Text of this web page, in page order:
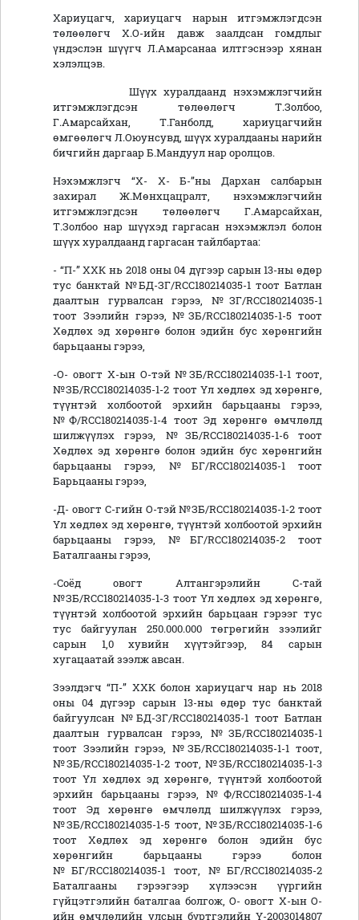
Хариуцагч, хариуцагч нарын итгэмжлэгдсэн
төлөөлөгч Х.О-ийн давж заалдсан гомдлыг
үндэслэн шүүгч Л.Амарсанаа илтгэснээр хянан
хэлэлцэв.
Шүүх хуралдаанд нэхэмжлэгчийн
итгэмжлэгдсэн төлөөлөгч Т.Золбоо,
Г.Амарсайхан, Т.Ганболд, хариуцагчийн
өмгөөлөгч Л.Оюунсувд, шүүх хуралдааны нарийн
бичгийн даргаар Б.Мандуул нар оролцов.
Нэхэмжлэгч “Х- Х- Б-”ны Дархан салбарын
захирал Ж.Мөнхцацралт, нэхэмжлэгчийн
итгэмжлэгдсэн төлөөлөгч Г.Амарсайхан,
Т.Золбоо нар шүүхэд гаргасан нэхэмжлэл болон
шүүх хуралдаанд гаргасан тайлбартаа:
- “П-” ХХК нь 2018 оны 04 дүгээр сарын 13-ны өдөр
тус банктай №БД-ЗГ/RCC180214035-1 тоот Батлан
даалтын гурвалсан гэрээ, №ЗГ/RCC180214035-1
тоот Зээлийн гэрээ, №ЗБ/RCC180214035-1-5 тоот
Хөдлөх эд хөрөнгө болон эдийн бус хөрөнгийн
барьцааны гэрээ,
-О- овогт Х-ын О-тэй №ЗБ/RCC180214035-1-1 тоот,
№ЗБ/RCC180214035-1-2 тоот Үл хөдлөх эд хөрөнгө,
түүнтэй холбоотой эрхийн барьцааны гэрээ,
№Ф/RCC180214035-1-4 тоот Эд хөрөнгө өмчлөлд
шилжүүлэх гэрээ, №ЗБ/RCC180214035-1-6 тоот
Хөдлөх эд хөрөнгө болон эдийн бус хөрөнгийн
барьцааны гэрээ, №БГ/RCC180214035-1 тоот
Барьцааны гэрээ,
-Д- овогт С-гийн О-тэй №ЗБ/RCC180214035-1-2 тоот
Үл хөдлөх эд хөрөнгө, түүнтэй холбоотой эрхийн
барьцааны гэрээ, №БГ/RCC180214035-2 тоот
Баталгааны гэрээ,
-Соёд овогт Алтангэрэлийн С-тай
№ЗБ/RCC180214035-1-3 тоот Үл хөдлөх эд хөрөнгө,
түүнтэй холбоотой эрхийн барьцаан гэрээг тус
тус байгуулан 250.000.000 төгрөгийн зээлийг
сарын 1,0 хувийн хүүтэйгээр, 84 сарын
хугацаатай зээлж авсан.
Зээлдэгч “П-” ХХК болон хариуцагч нар нь 2018
оны 04 дүгээр сарын 13-ны өдөр тус банктай
байгуулсан №БД-ЗГ/RCC180214035-1 тоот Батлан
даалтын гурвалсан гэрээ, №ЗБ/RCC180214035-1
тоот Зээлийн гэрээ, №ЗБ/RCC180214035-1-1 тоот,
№ЗБ/RCC180214035-1-2 тоот, №ЗБ/RCC180214035-1-3
тоот Үл хөдлөх эд хөрөнгө, түүнтэй холбоотой
эрхийн барьцааны гэрээ, №Ф/RCC180214035-1-4
тоот Эд хөрөнгө өмчлөлд шилжүүлэх гэрээ,
№ЗБ/RCC180214035-1-5 тоот, №ЗБ/RCC180214035-1-6
тоот Хөдлөх эд хөрөнгө болон эдийн бус
хөрөнгийн барьцааны гэрээ болон
№БГ/RCC180214035-1 тоот, №БГ/RCC180214035-2
Баталгааны гэрээгээр хүлээсэн үүргийн
гүйцэтгэлийн баталгаа болгож, О- овогт Х-ын О-
ийн өмчлөлийн улсын бүртгэлийн Ү-2003014807